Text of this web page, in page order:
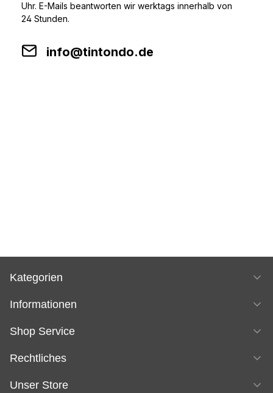
Uhr. E-Mails beantworten wir werktags innerhalb von
24 Stunden.
info@tintondo.de
Kategorien
Informationen
Shop Service
Rechtliches
Unser Store